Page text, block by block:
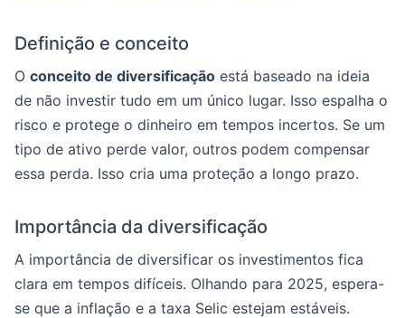
Definição e conceito
O conceito de diversificação está baseado na ideia
de não investir tudo em um único lugar. Isso espalha o
risco e protege o dinheiro em tempos incertos. Se um
tipo de ativo perde valor, outros podem compensar
essa perda. Isso cria uma proteção a longo prazo.
Importância da diversificação
A importância de diversificar os investimentos fica
clara em tempos difíceis. Olhando para 2025, espera-
se que a inflação e a taxa Selic estejam estáveis.